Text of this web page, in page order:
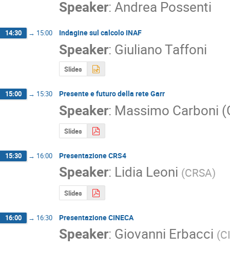
Speaker:Andrea Possenti
14:30 → 15:00 Indagine sul calcolo INAF
Speaker: Giuliano Taffoni
Slides
15:00 → 15:30 Presente e futuro della rete Garr
Speaker: Massimo Carboni
Slides
15:30 → 16:00 Presentazione CRS4
Speaker: Lidia Leoni (CRSA)
Slides
16:00 → 16:30 Presentazione CINECA
Speaker: Giovanni Erbacci (